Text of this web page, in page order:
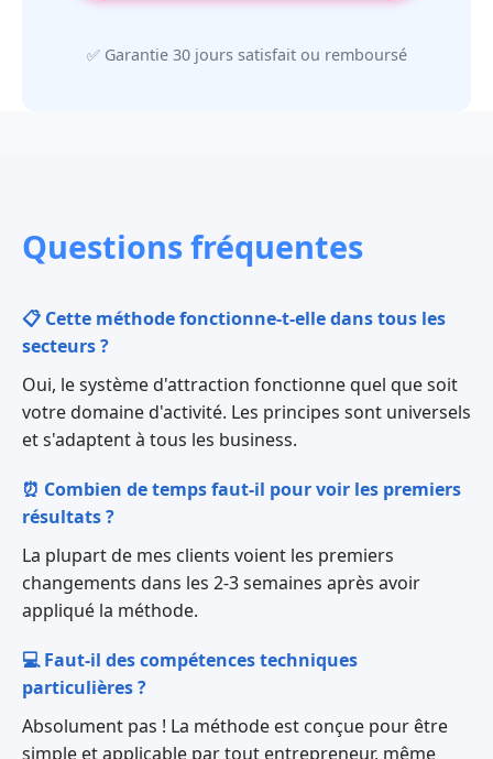
✅ Garantie 30 jours satisfait ou remboursé
Questions fréquentes
📋 Cette méthode fonctionne-t-elle dans tous les
secteurs ?
Oui, le système d'attraction fonctionne quel que soit
votre domaine d'activité. Les principes sont universels
et s'adaptent à tous les business.
⏰ Combien de temps faut-il pour voir les premiers
résultats ?
La plupart de mes clients voient les premiers
changements dans les 2-3 semaines après avoir
appliqué la méthode.
💻 Faut-il des compétences techniques
particulières ?
Absolument pas ! La méthode est conçue pour être
simple et applicable par tout entrepreneur, même